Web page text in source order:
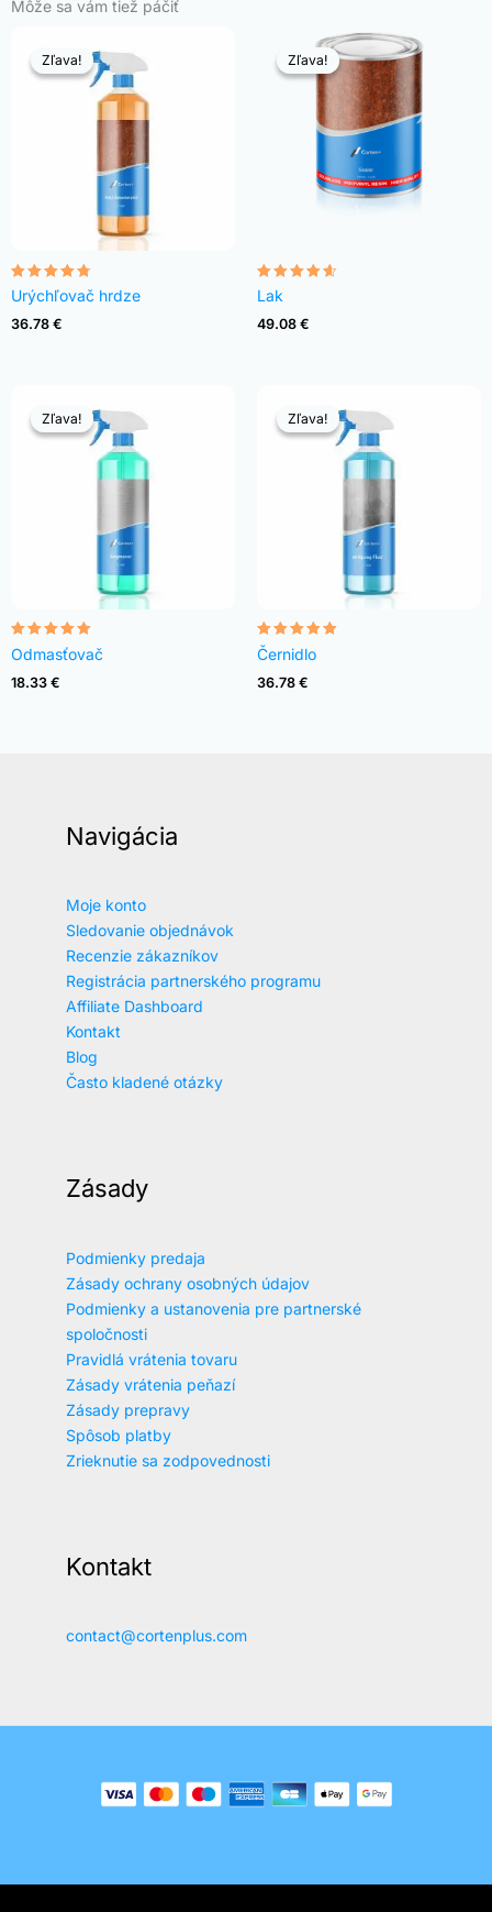
Môže sa vám tiež páčiť
Zľava!
Zľava!
Hodnotenie
4.68
z 5
Urýchľovač hrdze
36.78 €
Zľava!
Zľava!
Hodnotenie
4.54
z 5
Lak
49.08 €
Zľava!
Zľava!
Hodnotenie
4.82
z 5
Odmasťovač
18.33 €
Zľava!
Zľava!
Hodnotenie
4.83
z 5
Černidlo
36.78 €
Navigácia
Moje konto
Sledovanie objednávok
Recenzie zákazníkov
Registrácia partnerského programu
Affiliate Dashboard
Kontakt
Blog
Často kladené otázky
Zásady
Podmienky predaja
Zásady ochrany osobných údajov
Podmienky a ustanovenia pre partnerské
spoločnosti
Pravidlá vrátenia tovaru
Zásady vrátenia peňazí
Zásady prepravy
Spôsob platby
Zrieknutie sa zodpovednosti
Kontakt
contact@cortenplus.com